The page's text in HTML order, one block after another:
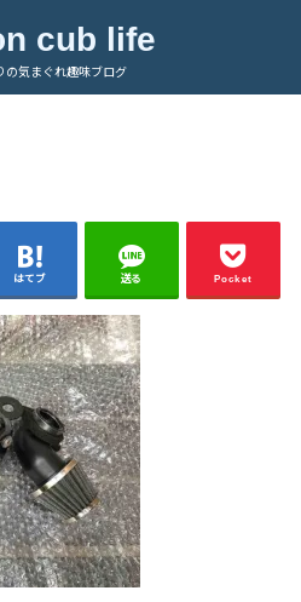
cub life
の気まぐれ趣味ブログ
はてブ 送る Pocket